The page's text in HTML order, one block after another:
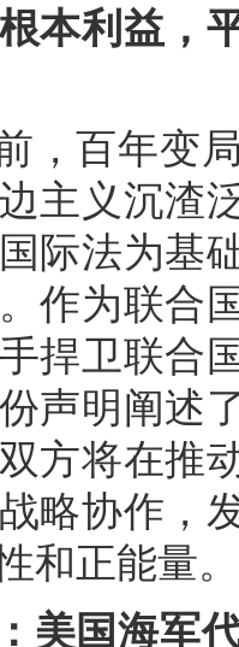
本利益，
，百年变
主义沉渣
际法为基
作为联合
捍卫联合
声明阐述
方将在推
略协作，
和正能量。
美国海军